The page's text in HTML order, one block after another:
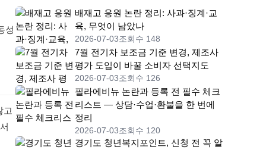
성
고
배재고 응원 논란 정리: 사과·징계·교
육, 무엇이 남았나
2026-07-03조회수 148
7월 전기차 보조금 기준 변경, 제조사
평가 도입이 바꿀 소비자 선택지도
2026-07-03조회수 126
필라에비뉴 논란과 등록 전 필수 체크
리스트 — 상담·수업·환불을 한 번에
정리
2026-07-03조회수 120
경기도 청년복지포인트, 신청 전 꼭 알